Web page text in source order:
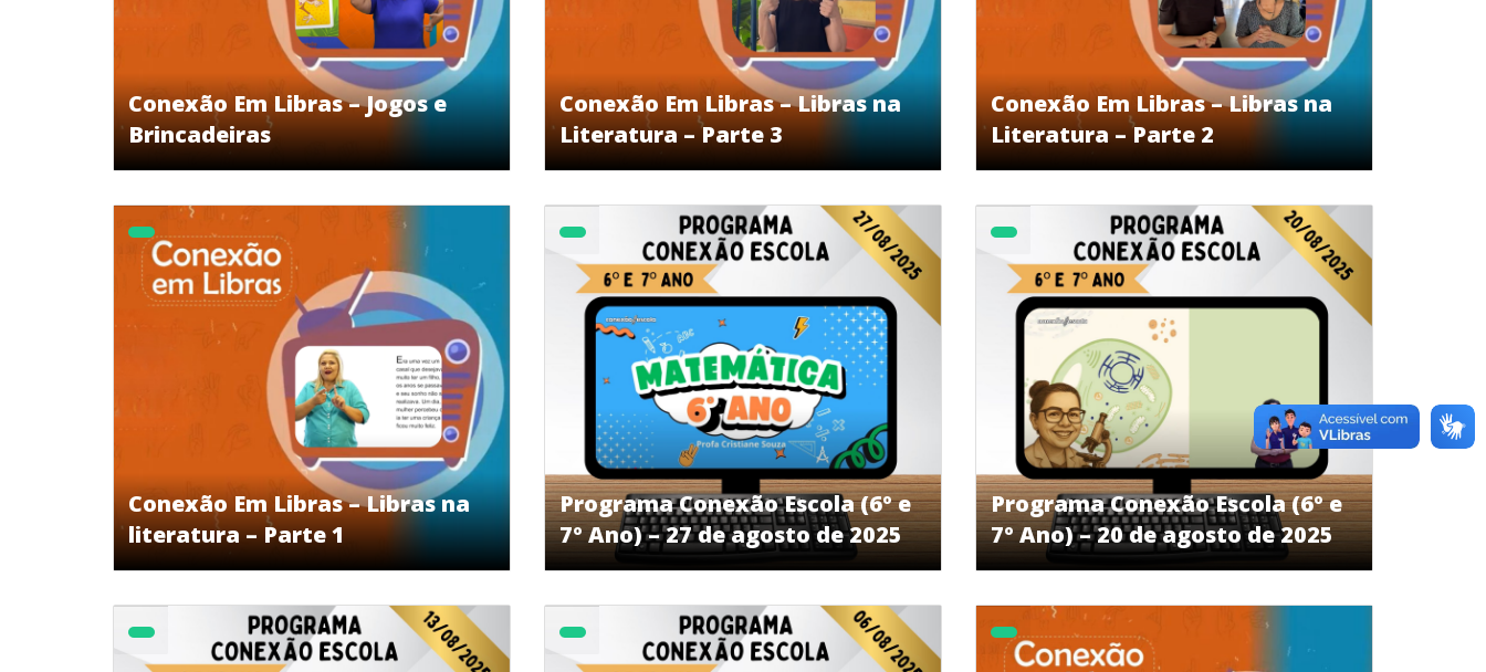
Conexão Em Libras – Jogos e
Brincadeiras
Conexão Em Libras – Libras na
Literatura – Parte 3
Conexão Em Libras – Libras na
Literatura – Parte 2
Conexão Em Libras – Libras na
literatura – Parte 1
Programa Conexão Escola (6º e
7º Ano) – 27 de agosto de 2025
Programa Conexão Escola (6º e
7º Ano) – 20 de agosto de 2025